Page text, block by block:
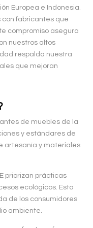
Europea e Indonesia.
con fabricantes que
compromiso asegura
nuestros altos
respalda nuestra
que mejoran
de muebles de la
y estándares de
artesanía y materiales
priorizan prácticas
ecológicos. Esto
de los consumidores
ambiente.